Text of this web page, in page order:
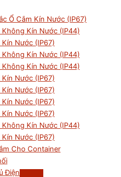
Ổ Cắm Kín Nước (IP67)
Không Kín Nước (IP44)
Nước (IP67)
Không Kín Nước (IP44)
Không Kín Nước (IP44)
Nước (IP67)
Nước (IP67)
Nước (IP67)
Nước (IP67)
Không Kín Nước (IP44)
Nước (IP67)
Cho Container
Điện